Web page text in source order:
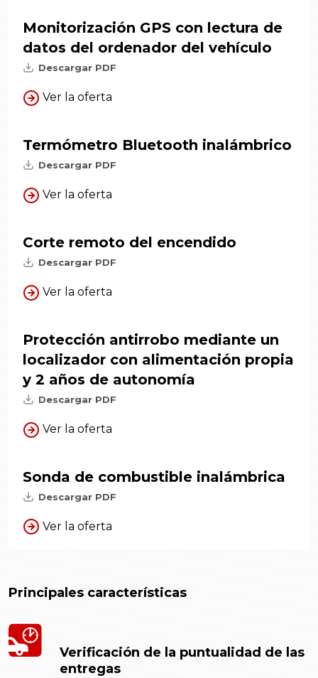
Monitorización GPS con lectura de
datos del ordenador del vehículo
Descargar PDF
Ver la oferta
Termómetro Bluetooth inalámbrico
Descargar PDF
Ver la oferta
Corte remoto del encendido
Descargar PDF
Ver la oferta
Protección antirrobo mediante un
localizador con alimentación propia
y 2 años de autonomía
Descargar PDF
Ver la oferta
Sonda de combustible inalámbrica
Descargar PDF
Ver la oferta
Principales características
Verificación de la puntualidad de las
entregas